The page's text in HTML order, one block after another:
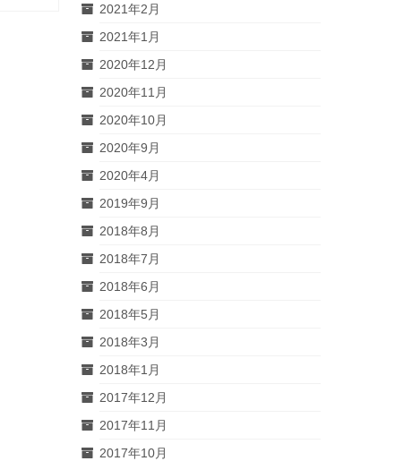
2021年2月
2021年1月
2020年12月
2020年11月
2020年10月
2020年9月
2020年4月
2019年9月
2018年8月
2018年7月
2018年6月
2018年5月
2018年3月
2018年1月
2017年12月
2017年11月
2017年10月